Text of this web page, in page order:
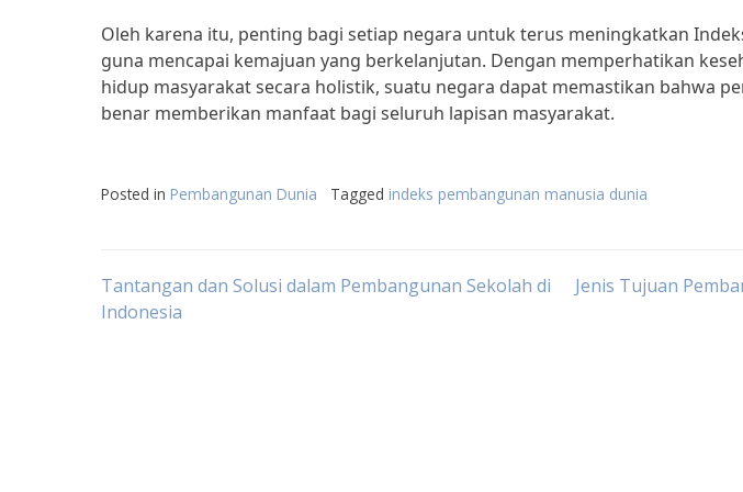
Oleh karena itu, penting bagi setiap negara untuk terus meningkatkan
guna mencapai kemajuan yang berkelanjutan. Dengan memperhatikan
hidup masyarakat secara holistik, suatu negara dapat memastikan bahwa
benar memberikan manfaat bagi seluruh lapisan masyarakat.
Posted in Pembangunan Dunia Tagged indeks pembangunan manusia dunia
Post
Tantangan dan Solusi dalam Pembangunan Sekolah di
Indonesia
Jenis Tujuan